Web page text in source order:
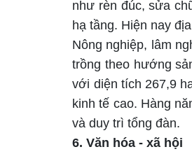
như rèn đúc, sửa
hạ tầng. Hiện nay
Nông nghiệp, lâm
trồng theo hướng
với diện tích 267,9
kinh tế cao. Hàng
và duy trì tổng đàn.
6. Văn hóa- xã hội